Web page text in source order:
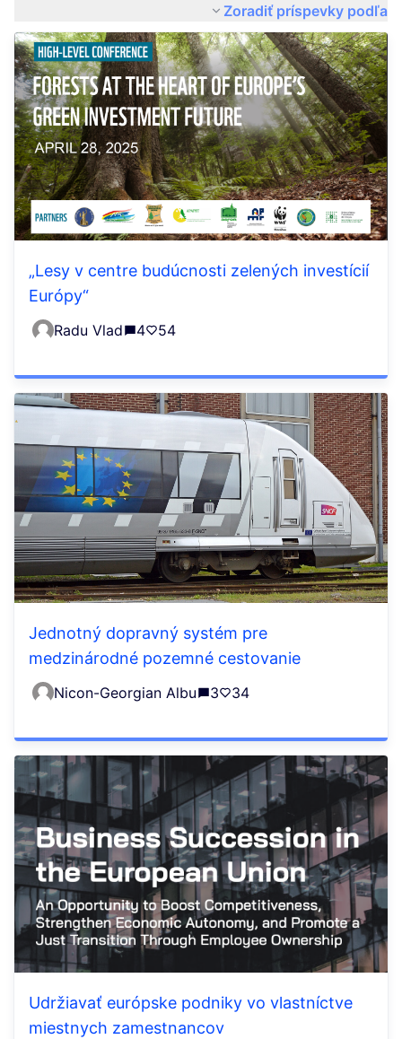
Zoradiť príspevky podľa
„Lesy v centre budúcnosti zelených investícií
Európy“
Radu Vlad 4 54
Jednotný dopravný systém pre
medzinárodné pozemné cestovanie
Nicon-Georgian Albu 3 34
Udržiavať európske podniky vo vlastníctve
miestnych zamestnancov